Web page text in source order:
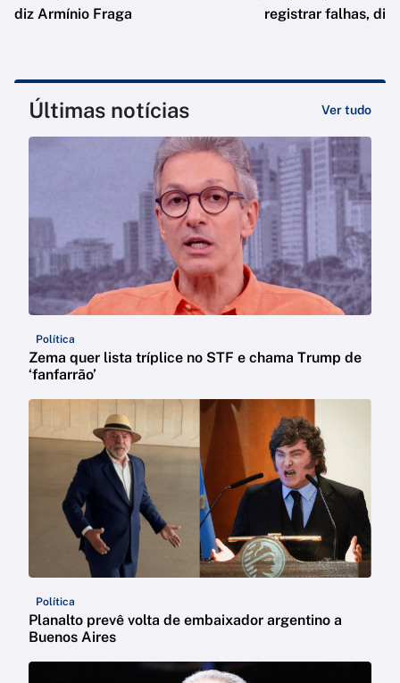
diz Armínio Fraga
registrar falhas, diz
Últimas notícias Ver tudo
Política
Zema quer lista tríplice no STF e chama Trump de
‘fanfarrão’
Política
Planalto prevê volta de embaixador argentino a
Buenos Aires